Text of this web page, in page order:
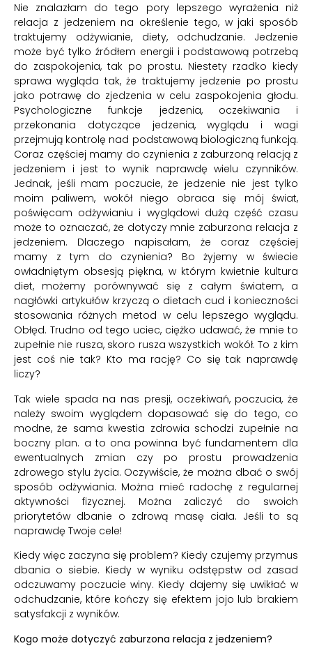
Nie znalazłam do tego pory lepszego wyrażenia niż
relacja z jedzeniem na określenie tego, w jaki sposób
traktujemy odżywianie, diety, odchudzanie. Jedzenie
może być tylko źródłem energii i podstawową potrzebą
do zaspokojenia, tak po prostu. Niestety rzadko kiedy
sprawa wygląda tak, że traktujemy jedzenie po prostu
jako potrawę do zjedzenia w celu zaspokojenia głodu.
Psychologiczne funkcje jedzenia, oczekiwania i
przekonania dotyczące jedzenia, wyglądu i wagi
przejmują kontrolę nad podstawową biologiczną funkcją.
Coraz częściej mamy do czynienia z zaburzoną relacją z
jedzeniem i jest to wynik naprawdę wielu czynników.
Jednak, jeśli mam poczucie, że jedzenie nie jest tylko
moim paliwem, wokół niego obraca się mój świat,
poświęcam odżywianiu i wyglądowi dużą część czasu
może to oznaczać, że dotyczy mnie zaburzona relacja z
jedzeniem. Dlaczego napisałam, że coraz częściej
mamy z tym do czynienia? Bo żyjemy w świecie
owładniętym obsesją piękna, w którym kwietnie kultura
diet, możemy porównywać się z całym światem, a
nagłówki artykułów krzyczą o dietach cud i konieczności
stosowania różnych metod w celu lepszego wyglądu.
Obłęd. Trudno od tego uciec, ciężko udawać, że mnie to
zupełnie nie rusza, skoro rusza wszystkich wokół. To z kim
jest coś nie tak? Kto ma rację? Co się tak naprawdę
liczy?
Tak wiele spada na nas presji, oczekiwań, poczucia, że
należy swoim wyglądem dopasować się do tego, co
modne, że sama kwestia zdrowia schodzi zupełnie na
boczny plan. a to ona powinna być fundamentem dla
ewentualnych zmian czy po prostu prowadzenia
zdrowego stylu życia. Oczywiście, że można dbać o swój
sposób odżywiania. Można mieć radochę z regularnej
aktywności fizycznej. Można zaliczyć do swoich
priorytetów dbanie o zdrową masę ciała. Jeśli to są
naprawdę Twoje cele!
Kiedy więc zaczyna się problem? Kiedy czujemy przymus
dbania o siebie. Kiedy w wyniku odstępstw od zasad
odczuwamy poczucie winy. Kiedy dajemy się uwikłać w
odchudzanie, które kończy się efektem jojo lub brakiem
satysfakcji z wyników.
Kogo może dotyczyć zaburzona relacja z jedzeniem?